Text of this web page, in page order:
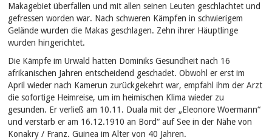
Makagebiet überfallen und mit allen seinen Leuten geschlachtet und
gefressen worden war. Nach schweren Kämpfen in schwierigem
Gelände wurden die Makas geschlagen. Zehn ihrer Häuptlinge
wurden hingerichtet.
Die Kämpfe im Urwald hatten Dominiks Gesundheit nach 16
afrikanischen Jahren entscheidend geschadet. Obwohl er erst im
April wieder nach Kamerun zurückgekehrt war, empfahl ihm der Arzt
die sofortige Heimreise, um im heimischen Klima wieder zu
gesunden. Er verließ am 10.11. Duala mit der „Eleonore Woermann“
und verstarb er am 16.12.1910 an Bord“ auf See in der Nähe von
Konakry / Franz. Guinea im Alter von 40 Jahren.